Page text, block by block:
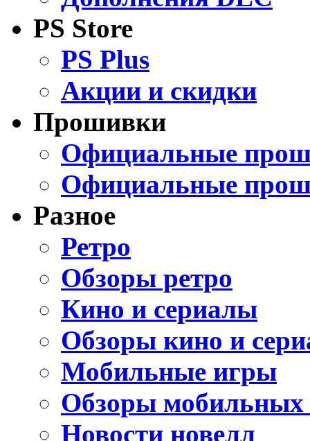
PS Store
PS Plus
Акции и скидки
Прошивки
Официальные
Официальные
Разное
Ретро
Обзоры ретро
Кино и сериалы
Обзоры кино и
Мобильные игры
Обзоры мобильных
Новости новелл